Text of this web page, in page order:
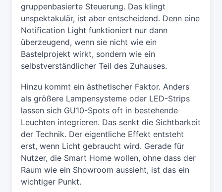
gruppenbasierte Steuerung. Das klingt
unspektakulär, ist aber entscheidend. Denn eine
Notification Light funktioniert nur dann
überzeugend, wenn sie nicht wie ein
Bastelprojekt wirkt, sondern wie ein
selbstverständlicher Teil des Zuhauses.
Hinzu kommt ein ästhetischer Faktor. Anders
als größere Lampensysteme oder LED-Strips
lassen sich GU10-Spots oft in bestehende
Leuchten integrieren. Das senkt die Sichtbarkeit
der Technik. Der eigentliche Effekt entsteht
erst, wenn Licht gebraucht wird. Gerade für
Nutzer, die Smart Home wollen, ohne dass der
Raum wie ein Showroom aussieht, ist das ein
wichtiger Punkt.